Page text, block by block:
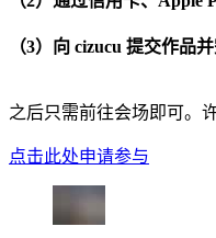
（3）向 cizucu 提交作品
之后只需前往会场即可。
点击此处申请参与